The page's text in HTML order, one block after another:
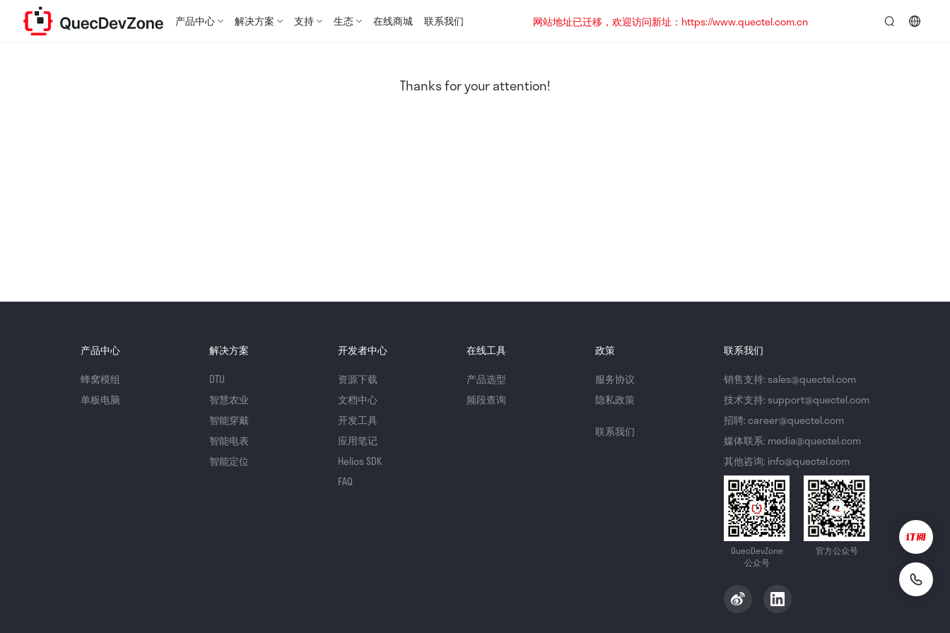
产品中心 解决方案 支持 生态 在线商城 联系我们
网站地址已迁移，欢迎访问新址：https://www.quectel.com.cn
Thanks for your attention!
产品中心
蜂窝模组
单板电脑
解决方案
DTU
智慧农业
智能穿戴
智能电表
智能定位
开发者中心
资源下载
文档中心
开发工具
应用笔记
Helios SDK
FAQ
在线工具
产品选型
频段查询
政策
服务协议
隐私政策
联系我们
联系我们
销售支持: sales@quectel.com
技术支持: support@quectel.com
招聘: career@quectel.com
媒体联系: media@quectel.com
其他咨询: info@quectel.com
QuecDevZone
公众号
官方公众号